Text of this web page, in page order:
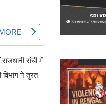
रांची में
विभाग ने तुरंत